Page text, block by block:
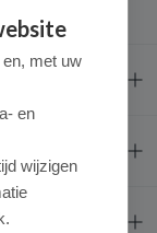
met uw
en
wijzigen